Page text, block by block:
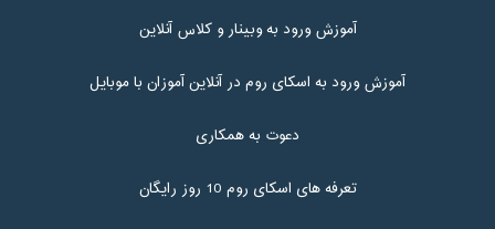
آموزش ورود به وبینار و کلاس آنلاین
آموزش ورود به اسکای روم در آنلاین آموزان با موبایل
دعوت به همکاری
تعرفه های اسکای روم 10 روز رایگان